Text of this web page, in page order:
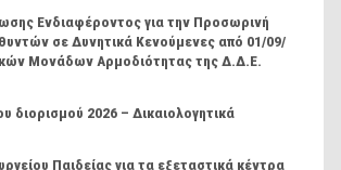
Ενδιαφέροντος για την Προσωρινή
σε Δυνητικά Κενούμενες από 01/09/
Μονάδων Αρμοδιότητας της Δ.Δ.Ε.
διορισμού 2026 – Δικαιολογητικά
Παιδείας για τα εξεταστικά κέντρα